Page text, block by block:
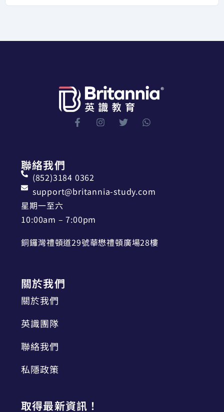
聯絡我們
(852)3184 0362
support@britannia-study.com
星期一至六
10:00am – 7:00pm
銅鑼灣禮頓道29號華懋禮頓廣場28樓
關於我們
關於我們
英識團隊
聯絡我們
私隱政策
取得最新資訊！